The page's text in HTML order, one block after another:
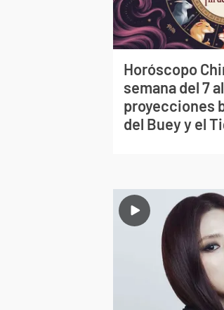
Horóscopo
semana del 7
proyecciones
del Buey y el